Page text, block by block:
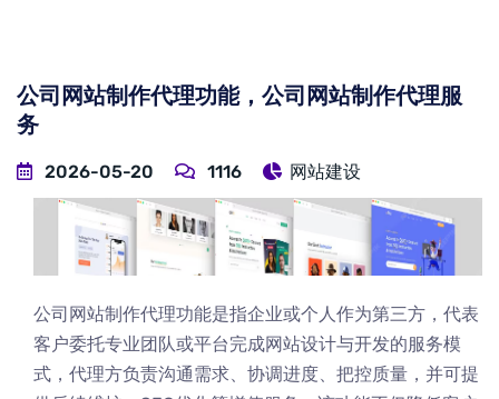
公司网站制作代理功能，公司网站制作代理服
务
2026-05-20 1116 网站建设
公司网站制作代理功能是指企业或个人作为第三方，代表
客户委托专业团队或平台完成网站设计与开发的服务模
式，代理方负责沟通需求、协调进度、把控质量，并可提